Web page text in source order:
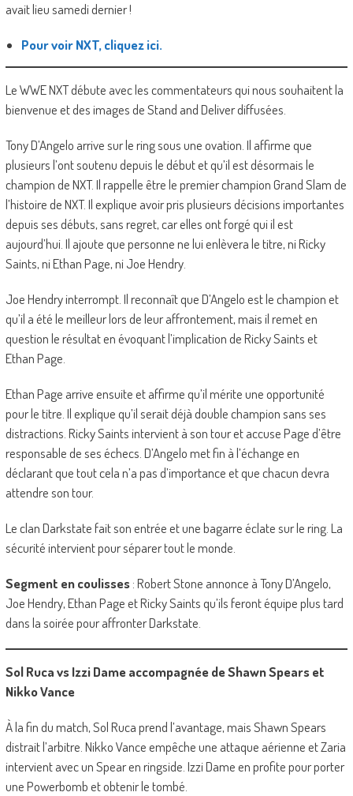
avait lieu samedi dernier !
Pour voir NXT, cliquez ici.
Le WWE NXT débute avec les commentateurs qui nous souhaitent la
bienvenue et des images de Stand and Deliver diffusées.
Tony D’Angelo arrive sur le ring sous une ovation. Il affirme que
plusieurs l’ont soutenu depuis le début et qu’il est désormais le
champion de NXT. Il rappelle être le premier champion Grand Slam de
l’histoire de NXT. Il explique avoir pris plusieurs décisions importantes
depuis ses débuts, sans regret, car elles ont forgé qui il est
aujourd’hui. Il ajoute que personne ne lui enlèvera le titre, ni Ricky
Saints, ni Ethan Page, ni Joe Hendry.
Joe Hendry interrompt. Il reconnaît que D’Angelo est le champion et
qu’il a été le meilleur lors de leur affrontement, mais il remet en
question le résultat en évoquant l’implication de Ricky Saints et
Ethan Page.
Ethan Page arrive ensuite et affirme qu’il mérite une opportunité
pour le titre. Il explique qu’il serait déjà double champion sans ses
distractions. Ricky Saints intervient à son tour et accuse Page d’être
responsable de ses échecs. D’Angelo met fin à l’échange en
déclarant que tout cela n’a pas d’importance et que chacun devra
attendre son tour.
Le clan Darkstate fait son entrée et une bagarre éclate sur le ring. La
sécurité intervient pour séparer tout le monde.
Segment en coulisses: Robert Stone annonce à Tony D’Angelo,
Joe Hendry, Ethan Page et Ricky Saints qu’ils feront équipe plus tard
dans la soirée pour affronter Darkstate.
Sol Ruca vs Izzi Dame accompagnée de Shawn Spears et
Nikko Vance
À la fin du match, Sol Ruca prend l’avantage, mais Shawn Spears
distrait l’arbitre. Nikko Vance empêche une attaque aérienne et Zaria
intervient avec un Spear en ringside. Izzi Dame en profite pour porter
une Powerbomb et obtenir le tombé.